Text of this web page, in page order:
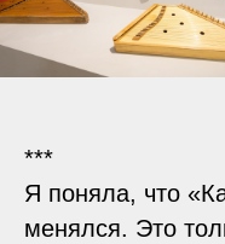
***
Я поняла, что
менялся. Это